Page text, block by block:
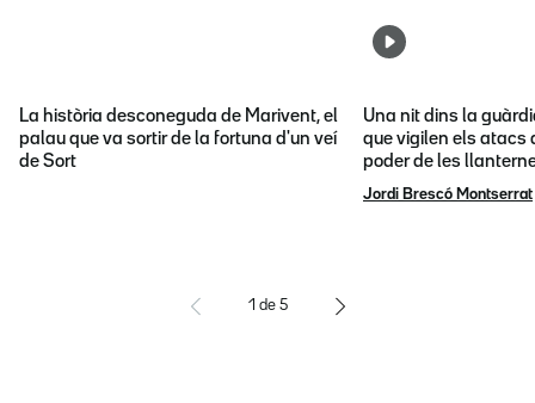
La història desconeguda de Marivent, el
palau que va sortir de la fortuna d'un veí
de Sort
Una nit dins la
que vigilen els atacs
poder de les
Jordi Brescó Montserrat
1 de 5